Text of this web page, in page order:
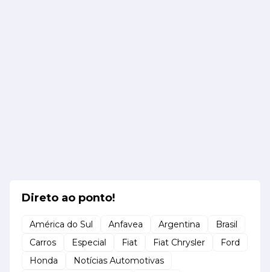
Direto ao ponto!
América do Sul Anfavea Argentina
Brasil
Carros
Especial Fiat Fiat Chrysler
Ford
Honda
Notícias Automotivas